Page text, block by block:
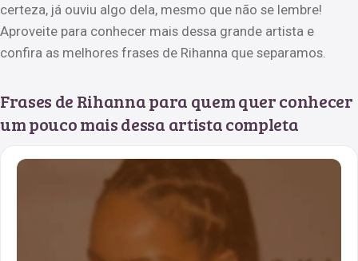
certeza, já ouviu algo dela, mesmo que não se lembre!
Aproveite para conhecer mais dessa grande artista e
confira as melhores frases de Rihanna que separamos.
Frases de Rihanna para quem quer conhecer
um pouco mais dessa artista completa